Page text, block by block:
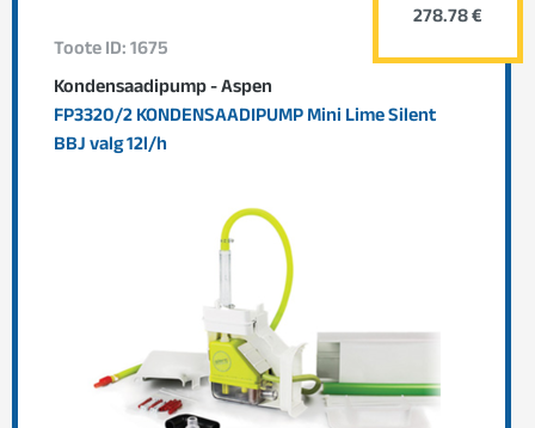
Toote ID: 1675
Kondensaadipump - Aspen
FP3320/2 KONDENSAADIPUMP Mini Lime Silent
BBJ valg 12l/h
278.78 €